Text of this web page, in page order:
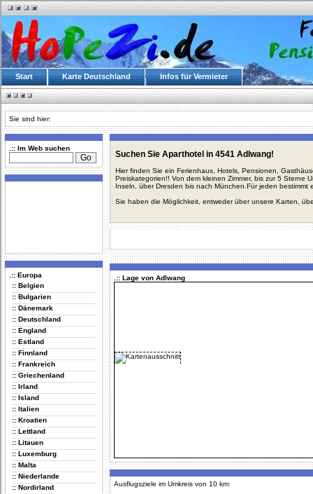
Start Karte Deutschland Infos für Vermieter
Sie sind hier:
.:: Im Web suchen
.:: Europa
:: Belgien
:: Bulgarien
:: Dänemark
:: Deutschland
:: England
:: Estland
:: Finnland
:: Frankreich
:: Griechenland
:: Irland
:: Island
:: Italien
:: Kroatien
:: Lettland
:: Litauen
:: Luxemburg
:: Malta
:: Niederlande
:: Nordirland
Suchen Sie Aparthotel in 4541 Adlwang!
Hier finden Sie ein Ferienhaus, Hotels, Pensionen,
Preiskategorien!! Von dem kleinen Zimmer, bis zur 5 Sterne
Inseln, über Dresden bis nach München.Für jeden bestimmt
Sie haben die Möglichkeit, entweder über unsere Karten,
.:: Lage von Adlwang
Ausflugsziele im Umkreis von 10 km: